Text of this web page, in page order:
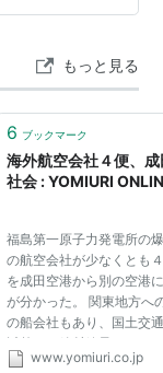
グ参加中【公
もっと見る
6 ブックマーク
海外航空会社４便、
社会 : YOMIURI
福島第一原子力発電所の
の航空会社が少なくとも
を成田空港から別の空港
が分かった。 関東地方へ
の船会社もあり、国土交
以外では放射線量はごく
を知ってほしい」として
www.yomiuri.co.jp